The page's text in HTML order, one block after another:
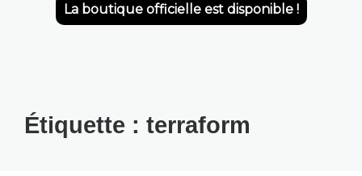
La boutique officielle est disponible !
Étiquette : terraform